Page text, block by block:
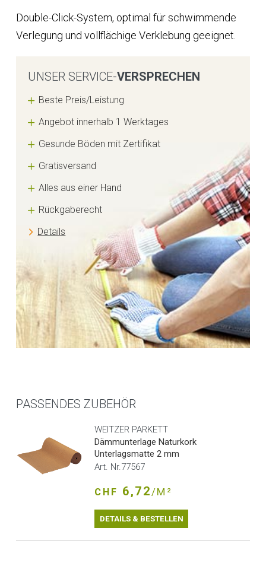
Double-Click-System, optimal für schwimmende
Verlegung und vollflächige Verklebung geeignet.
UNSER SERVICE-VERSPRECHEN
Beste Preis/Leistung
Angebot innerhalb 1 Werktages
Gesunde Böden mit Zertifikat
Gratisversand
Alles aus einer Hand
Rückgaberecht
Details
PASSENDES ZUBEHÖR
WEITZER PARKETT
Dämmunterlage Naturkork
Unterlagsmatte 2 mm
Art. Nr.77567
CHF 6,72/M²
DETAILS & BESTELLEN